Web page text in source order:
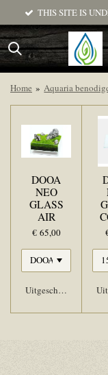
direct
naar
de
THIS SITE IS
Home » Aquaria
DOOA
NEO
GLASS
AIR
€ 65,00
Uitgeschakeld